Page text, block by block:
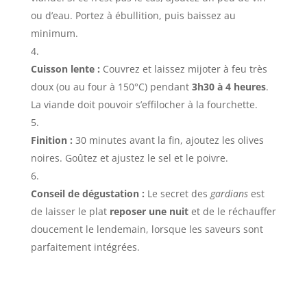
ou d’eau. Portez à ébullition, puis baissez au
minimum.
Cuisson lente : Couvrez et laissez mijoter à feu très
doux (ou au four à 150°C) pendant 3h30 à 4 heures.
La viande doit pouvoir s’effilocher à la fourchette.
Finition : 30 minutes avant la fin, ajoutez les olives
noires. Goûtez et ajustez le sel et le poivre.
Conseil de dégustation : Le secret des gardiansest
de laisser le plat reposer une nuitet de le réchauffer
doucement le lendemain, lorsque les saveurs sont
parfaitement intégrées.